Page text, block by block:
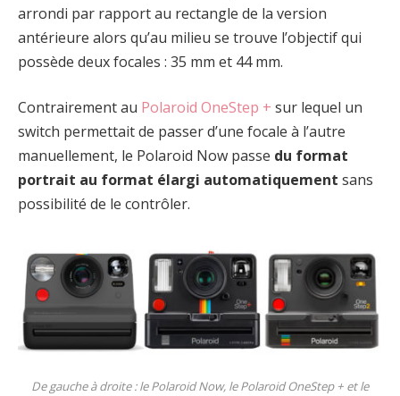
arrondi par rapport au rectangle de la version
antérieure alors qu’au milieu se trouve l’objectif qui
possède deux focales : 35 mm et 44 mm.
Contrairement au Polaroid OneStep + sur lequel un
switch permettait de passer d’une focale à l’autre
manuellement, le Polaroid Now passe du format
portrait au format élargi automatiquement sans
possibilité de le contrôler.
De gauche à droite : le Polaroid Now, le Polaroid OneStep + et le